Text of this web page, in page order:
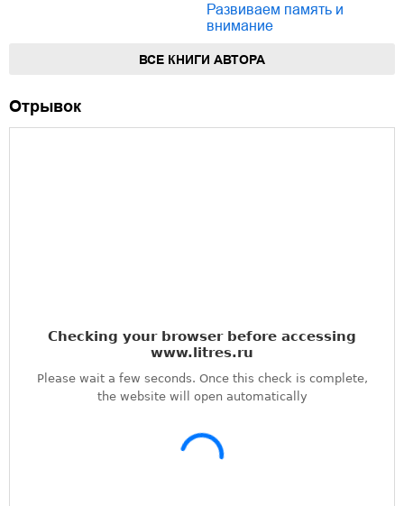
Развиваем память и
внимание
ВСЕ КНИГИ АВТОРА
Отрывок